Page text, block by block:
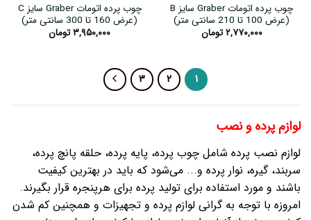
چوب پرده اتومات Graber سایز B
(عرض 100 تا 210 سانتی متر)
۲,۷۷۰,۰۰۰ تومان
چوب پرده اتومات Graber سایز C
(عرض 160 تا 300 سانتی متر)
۳,۹۵۰,۰۰۰تومان
۱ ۲ ۳
لوازم پرده و نصب
لوازم نصب پرده شامل چوب پرده، پایه پرده، حلقه پانچ پرده،
سربند، گیره، نوار پرده و... می‌شود که باید در بهترین کیفیت
باشند و مورد استفاده برای تولید پرده برای هرپنجره قرار بگیرند.
امروزه با توجه به گرانی لوازم پرده و تجهیزات و همچنین کم شدن